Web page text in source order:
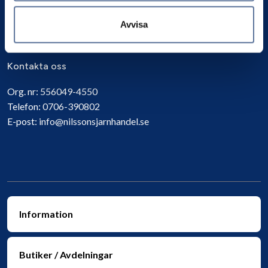
Avvisa
Prenumerera
Kontakta oss
Org. nr: 556049-4550
Telefon: 0706-390802
E-post: info@nilssonsjarnhandel.se
Information
Butiker / Avdelningar